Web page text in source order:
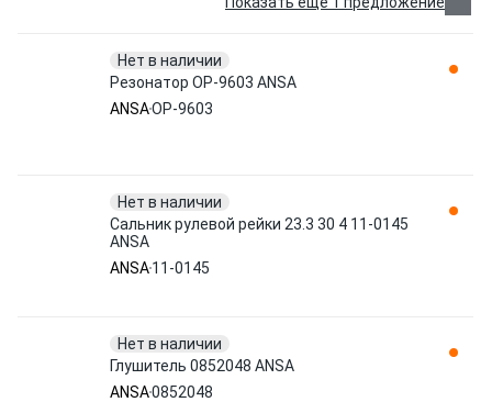
Нет в наличии
Резонатор OP-9603 ANSA
ANSAOP-9603
Нет в наличии
Сальник рулевой рейки 23.3 30 4 11-0145
ANSA
ANSA11-0145
Нет в наличии
Глушитель 0852048 ANSA
ANSA0852048